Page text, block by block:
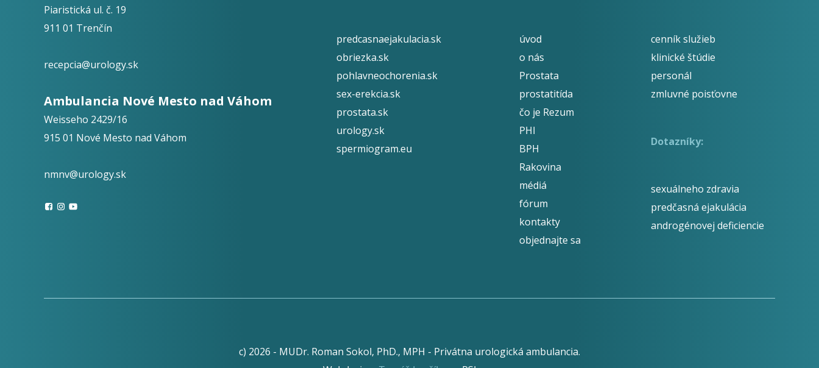
Piaristická ul. č. 19
911 01 Trenčín
recepcia@urology.sk
Ambulancia Nové Mesto nad Váhom
Weisseho 2429/16
915 01 Nové Mesto nad Váhom
nmnv@urology.sk
predcasnaejakulacia.sk
obriezka.sk
pohlavneochorenia.sk
sex-erekcia.sk
prostata.sk
urology.sk
spermiogram.eu
úvod
o nás
Prostata
prostatitída
čo je Rezum
PHI
BPH
Rakovina
médiá
fórum
kontakty
objednajte sa
cenník služieb
klinické štúdie
personál
zmluvné poisťovne
Dotazníky:
sexuálneho zdravia
predčasná ejakulácia
androgénovej deficiencie
c) 2026 - MUDr. Roman Sokol, PhD., MPH - Privátna urologická ambulancia.